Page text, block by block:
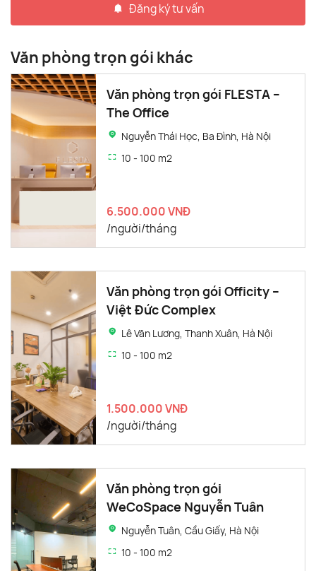
Đăng ký tư vấn
Văn phòng trọn gói khác
Văn phòng trọn gói FLESTA –
The Office
Nguyễn Thái Học, Ba Đình, Hà Nội
10 - 100 m2
6.500.000 VNĐ
/người/tháng
Văn phòng trọn gói Officity –
Việt Đức Complex
Lê Văn Lương, Thanh Xuân, Hà Nội
10 - 100 m2
1.500.000 VNĐ
/người/tháng
Văn phòng trọn gói
WeCoSpace Nguyễn Tuân
Nguyễn Tuân, Cầu Giấy, Hà Nội
10 - 100 m2